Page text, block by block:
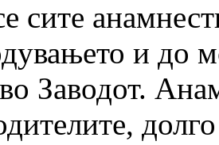
сите
и до
Заводот.